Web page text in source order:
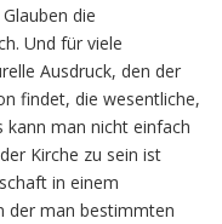
die
Und für viele
Ausdruck, den der
findet, die wesentliche,
kann man nicht einfach
Kirche zu sein ist
in einem
der man bestimmten